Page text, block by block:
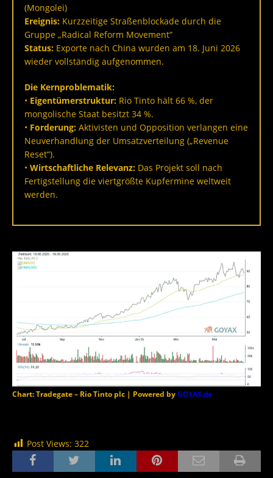
(Mongolei)
Ereignis: Kurzzeitige Straßenblockade durch die
Gruppe „Radical Reform Movement“
Status: Exporte nach China wurden am 18. Juni 2026
wieder vollständig aufgenommen.
Die Kernproblematik:
• Eigentümerstruktur: Rio Tinto hält 66 %, der
mongolische Staat besitzt 34 %.
• Forderung: Aktivisten und Opposition verlangen eine
Neuverhandlung der Umsatzverteilung („Revenue
Reset“).
• Wirtschaftliche Relevanz: Das Projekt soll nach
Fertigstellung die viertgrößte Kupfermine weltweit
werden.
Chart: Tradegate – Rio Tinto plc | Powered byGOYAX.de
Post Views: 322